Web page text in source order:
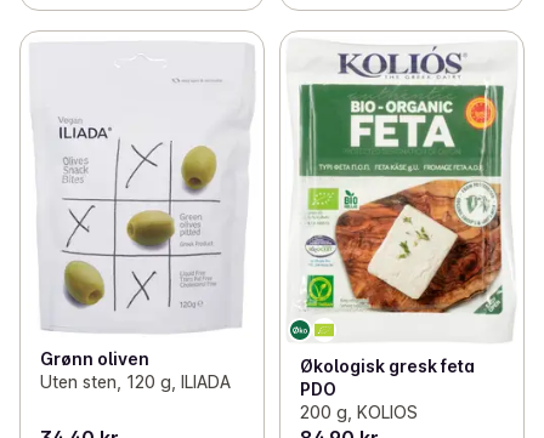
Grønn oliven
Uten sten, 120 g, ILIADA
Økologisk gresk feta
PDO
200 g, KOLIOS